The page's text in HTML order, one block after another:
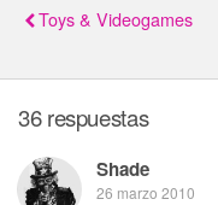
Toys & Videogames
36 respuestas
Shade
26 marzo 2010